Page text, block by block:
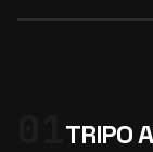
TRIPO